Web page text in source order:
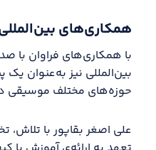
همکاری‌های
با همکاری‌های فراوان با
بین‌المللی نیز به‌عنوان
حوزه‌های مختلف موسیقی
علی اصغر بقاپور با